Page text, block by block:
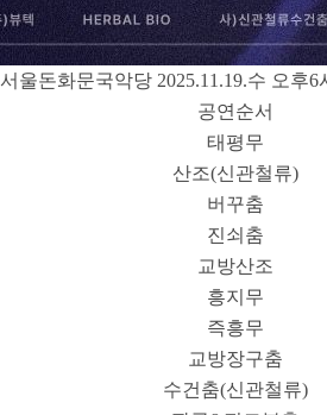
서울돈화문국악당 2025.11.19.수 오후6
공연순서
태평무
산조(신관철류)
버꾸춤
진쇠춤
교방산조
흥지무
즉흥무
교방장구춤
수건춤(신관철류)